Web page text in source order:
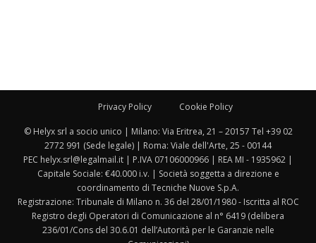
Privacy Policy Cookie Policy
© Helyx srl a socio unico | Milano: Via Eritrea, 21 – 20157 Tel +39 02
2772 991 (Sede legale) | Roma: Viale dell'Arte, 25 - 00144
PEC helyx.srl@legalmail.it | P.IVA 07106000966 | REA MI - 1935962 |
Capitale Sociale: €40.000 i.v. | Società soggetta a direzione e
coordinamento di Tecniche Nuove S.p.A.
Registrazione: Tribunale di Milano n. 36 del 28/01/1980 - Iscritta al ROC
Registro degli Operatori di Comunicazione al n° 6419 (delibera
236/01/Cons del 30.6.01 dell’Autorità per le Garanzie nelle